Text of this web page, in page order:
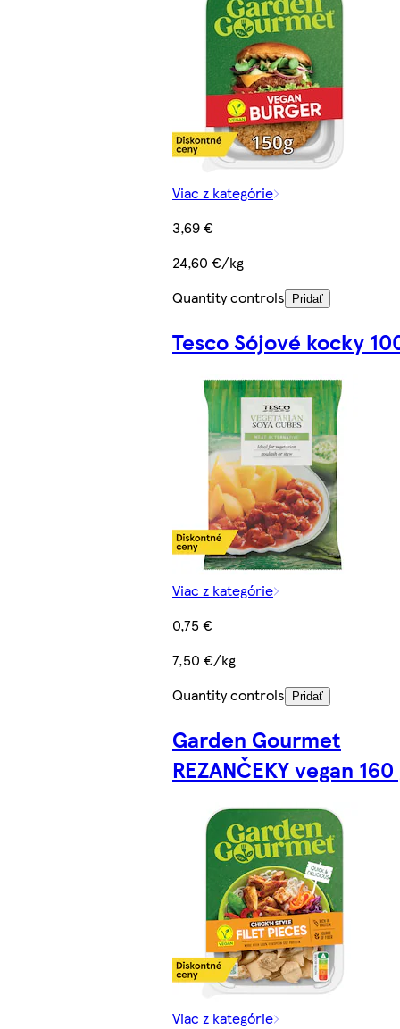
Viac z kategórie
3,69 €
24,60 €/kg
Quantity controls
Pridať
Tesco Sójové kocky
Viac z kategórie
0,75 €
7,50 €/kg
Quantity controls
Pridať
Garden Gourmet
REZANČEKY vegan 160
Viac z kategórie